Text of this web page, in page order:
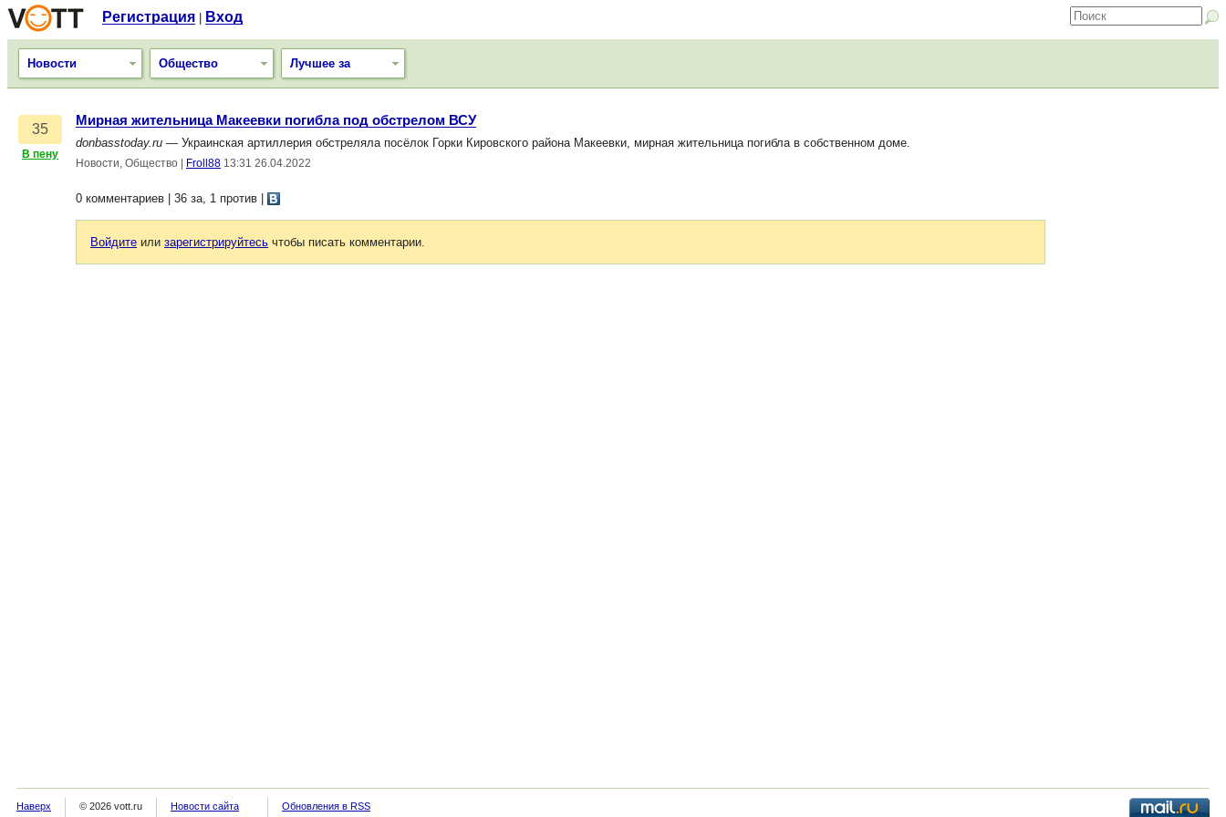
Регистрация Вход
Новости Общество Лучшее за
35
В пену
Мирная жительница Макеевки погибла под обстрелом ВСУ
donbasstoday.ru — Украинская артиллерия обстреляла посёлок Горки Кировского района Макеевки, мирная жительница погибла в собственном доме.
Новости, Общество Froll88 13:31 26.04.2022
0 комментариев | 36 за, 1 против
Войдите или зарегистрируйтесь чтобы писать комментарии.
Наверх © 2026 vott.ru Новости сайта Обновления в RSS